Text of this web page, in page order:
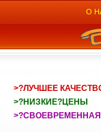
О
>?ЛУЧШЕЕ
>?НИЗКИЕ?ЦЕНЫ